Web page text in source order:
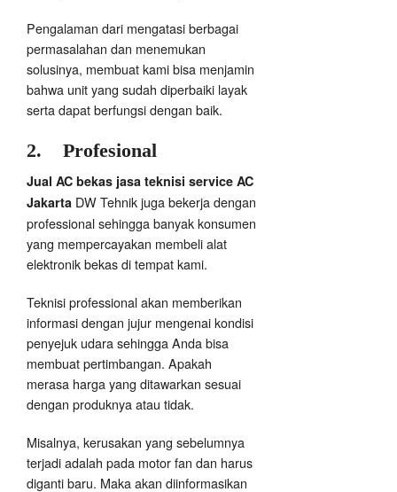
Pengalaman dari mengatasi berbagai
permasalahan dan menemukan
solusinya, membuat kami bisa menjamin
bahwa unit yang sudah diperbaiki layak
serta dapat berfungsi dengan baik.
2. Profesional
Jual AC bekas jasa teknisi service AC
Jakarta DW Tehnik juga bekerja dengan
professional sehingga banyak konsumen
yang mempercayakan membeli alat
elektronik bekas di tempat kami.
Teknisi professional akan memberikan
informasi dengan jujur mengenai kondisi
penyejuk udara sehingga Anda bisa
membuat pertimbangan. Apakah
merasa harga yang ditawarkan sesuai
dengan produknya atau tidak.
Misalnya, kerusakan yang sebelumnya
terjadi adalah pada motor fan dan harus
diganti baru. Maka akan diinformasikan